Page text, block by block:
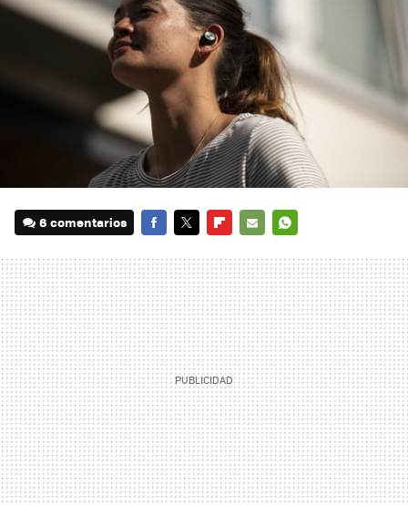
6 comentarios
MAIL